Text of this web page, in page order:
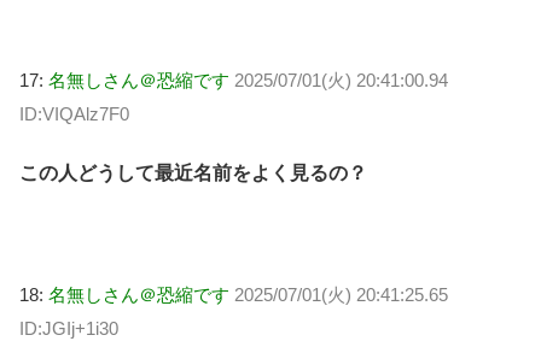
17: 名無しさん＠恐縮です 2025/07/01(火) 20:41:00.94
ID:VIQAlz7F0
この人どうして最近名前をよく見るの？
18: 名無しさん＠恐縮です 2025/07/01(火) 20:41:25.65
ID:JGIj+1i30